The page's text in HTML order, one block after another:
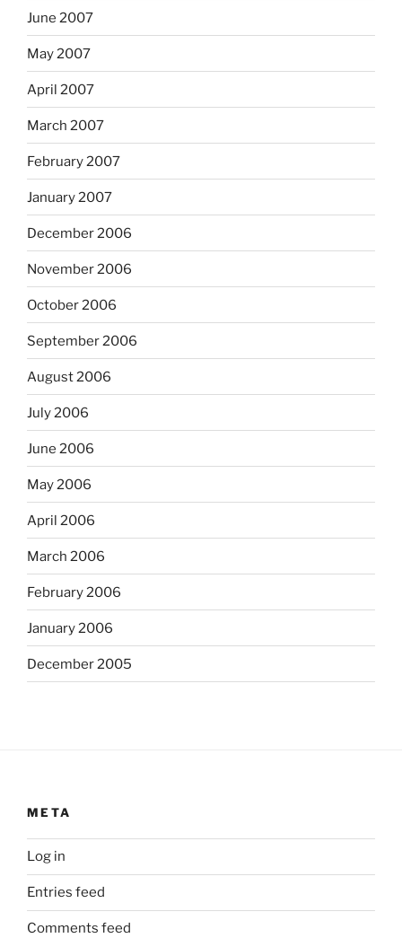
June 2007
May 2007
April 2007
March 2007
February 2007
January 2007
December 2006
November 2006
October 2006
September 2006
August 2006
July 2006
June 2006
May 2006
April 2006
March 2006
February 2006
January 2006
December 2005
META
Log in
Entries feed
Comments feed